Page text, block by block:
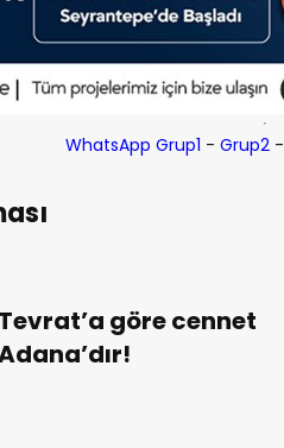
WhatsApp Grup1 - Grup2-
Tevrat’a göre cennet